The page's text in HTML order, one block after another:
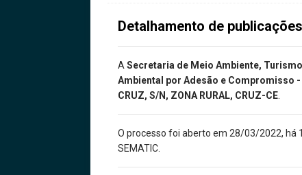
Detalhamento de
ASecretaria de Meio Ambiente,
Ambiental por Adesão e Compromisso -
CRUZ, S/N, ZONA RURAL, CRUZ-CE.
O processo foi aberto em 28/03/2022, há
SEMATIC.